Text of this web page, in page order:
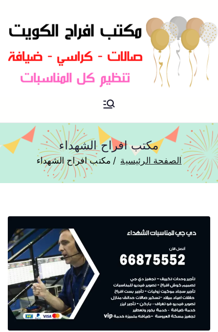
مكتب افراح و مناسبات و زواج و
مكتب افراح الشهداء
الصفحة الرئيسية مكتب افراح الشهداء